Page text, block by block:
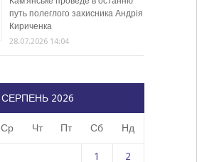
путь полеглого захисника Андрія
Кириченка
28.07.2026 14:04
СЕРПЕНЬ 2026
Ср Чт Пт Сб Нд
1 2